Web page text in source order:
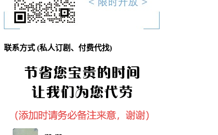
联系方式 (私人订剧、付费代找)